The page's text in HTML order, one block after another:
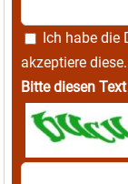
Ich habe die
akzeptiere diese.
Bitte diesen